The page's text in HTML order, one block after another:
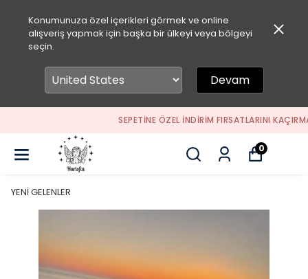
Konumunuza özel içerikleri görmek ve online
alışveriş yapmak için başka bir ülkeyi veya bölgeyi
seçin.
Devam
SEPETİNE ÖZEL İNDİRİM FIRSATLARINI KAÇIRMA
0
YENİ GELENLER